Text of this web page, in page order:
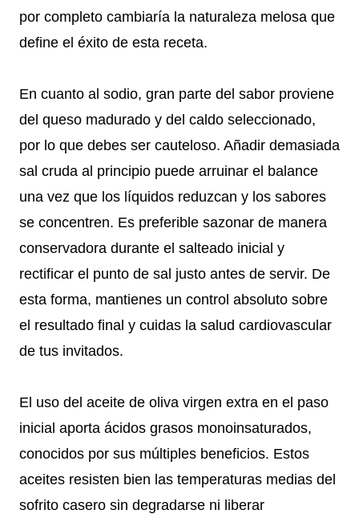
por completo cambiaría la naturaleza melosa que
define el éxito de esta receta.
En cuanto al sodio, gran parte del sabor proviene
del queso madurado y del caldo seleccionado,
por lo que debes ser cauteloso. Añadir demasiada
sal cruda al principio puede arruinar el balance
una vez que los líquidos reduzcan y los sabores
se concentren. Es preferible sazonar de manera
conservadora durante el salteado inicial y
rectificar el punto de sal justo antes de servir. De
esta forma, mantienes un control absoluto sobre
el resultado final y cuidas la salud cardiovascular
de tus invitados.
El uso del aceite de oliva virgen extra en el paso
inicial aporta ácidos grasos monoinsaturados,
conocidos por sus múltiples beneficios. Estos
aceites resisten bien las temperaturas medias del
sofrito casero sin degradarse ni liberar